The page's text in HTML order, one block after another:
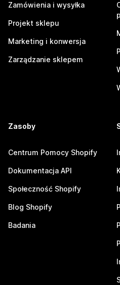
Zamówienia i wysyłka
Projekt sklepu
Marketing i konwersja
Zarządzanie sklepem
Zasoby
Centrum Pomocy Shopify
Dokumentacja API
Społeczność Shopify
Blog Shopify
Badania